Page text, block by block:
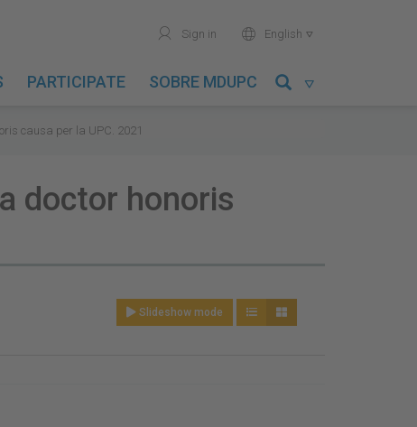
user Sign in world English 
PARTICIPATE SOBRE MDUPC 
causa per la UPC. 2021
doctor honoris
Slideshow mode